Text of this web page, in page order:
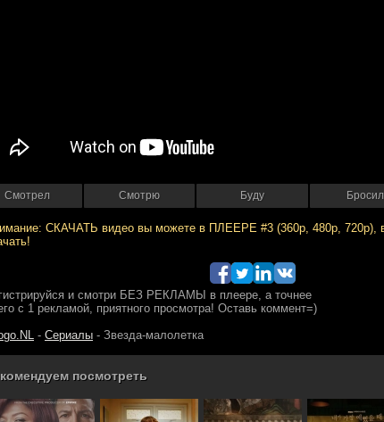
Смотрел Смотрю Буду Бросил
- Сериалы - Звезда-малолетка
посмотреть